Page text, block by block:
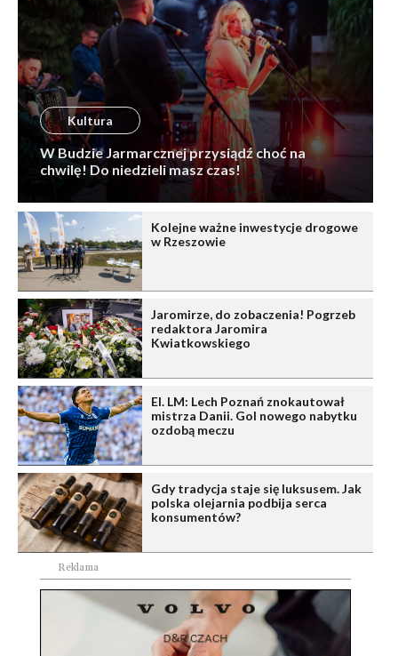
Kultura
W Budzie Jarmarcznej przysiądź choć na
chwilę! Do niedzieli masz czas!
Kolejne ważne inwestycje drogowe
w Rzeszowie
Jaromirze, do zobaczenia! Pogrzeb
redaktora Jaromira
Kwiatkowskiego
El. LM: Lech Poznań znokautował
mistrza Danii. Gol nowego nabytku
ozdobą meczu
Gdy tradycja staje się luksusem. Jak
polska olejarnia podbija serca
konsumentów?
Reklama